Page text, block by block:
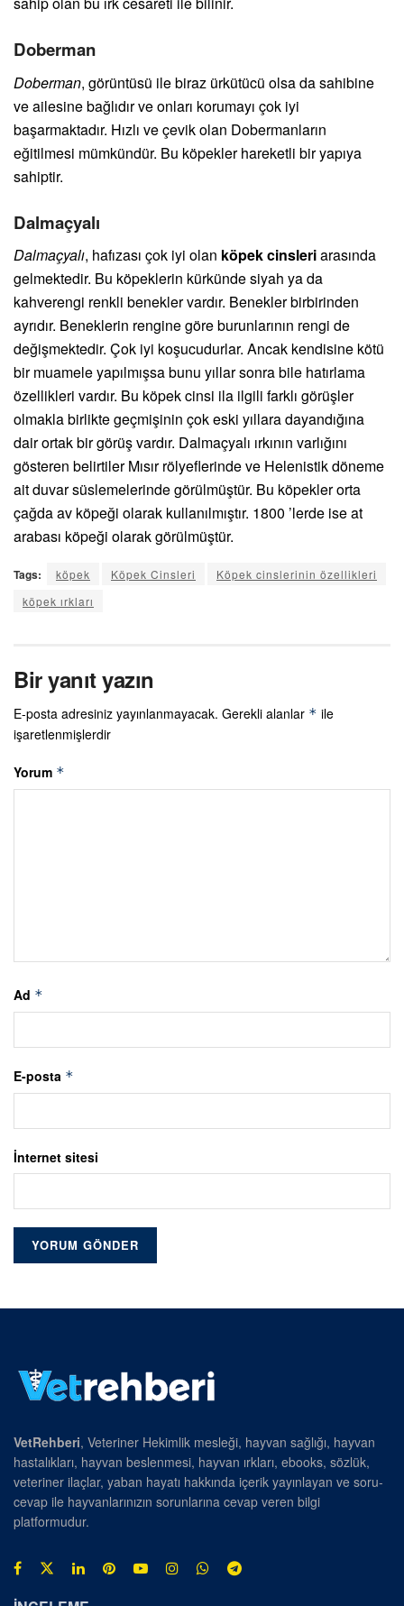
Doberman
Doberman, görüntüsü ile biraz ürkütücü olsa da sahibine
ve ailesine bağlıdır ve onları korumayı çok iyi
başarmaktadır. Hızlı ve çevik olan Dobermanların
eğitilmesi mümkündür. Bu köpekler hareketli bir yapıya
sahiptir.
Dalmaçyalı
Dalmaçyalı, hafızası çok iyi olan köpek cinsleriarasında
gelmektedir. Bu köpeklerin kürkünde siyah ya da
kahverengi renkli benekler vardır. Benekler birbirinden
ayrıdır. Beneklerin rengine göre burunlarının rengi de
değişmektedir. Çok iyi koşucudurlar. Ancak kendisine kötü
bir muamele yapılmışsa bunu yıllar sonra bile hatırlama
özellikleri vardır. Bu köpek cinsi ila ilgili farklı görüşler
olmakla birlikte geçmişinin çok eski yıllara dayandığına
dair ortak bir görüş vardır. Dalmaçyalı ırkının varlığını
gösteren belirtiler Mısır rölyeflerinde ve Helenistik döneme
ait duvar süslemelerinde görülmüştür. Bu köpekler orta
çağda av köpeği olarak kullanılmıştır. 1800 ’lerde ise at
arabası köpeği olarak görülmüştür.
Tags: köpek Köpek Cinsleri
Köpek cinslerinin özellikleri
köpek ırkları
Bir yanıt yazın
E-posta adresiniz yayınlanmayacak. Gerekli alanlar * ile
işaretlenmişlerdir
Yorum *
Ad *
E-posta *
İnternet sitesi
VetRehberi, Veteriner Hekimlik mesleği, hayvan sağlığı, hayvan
hastalıkları, hayvan beslenmesi, hayvan ırkları, ebooks, sözlük,
veteriner ilaçlar, yaban hayatı hakkında içerik yayınlayan ve soru-
cevap ile hayvanlarınızın sorunlarına cevap veren bilgi
platformudur.